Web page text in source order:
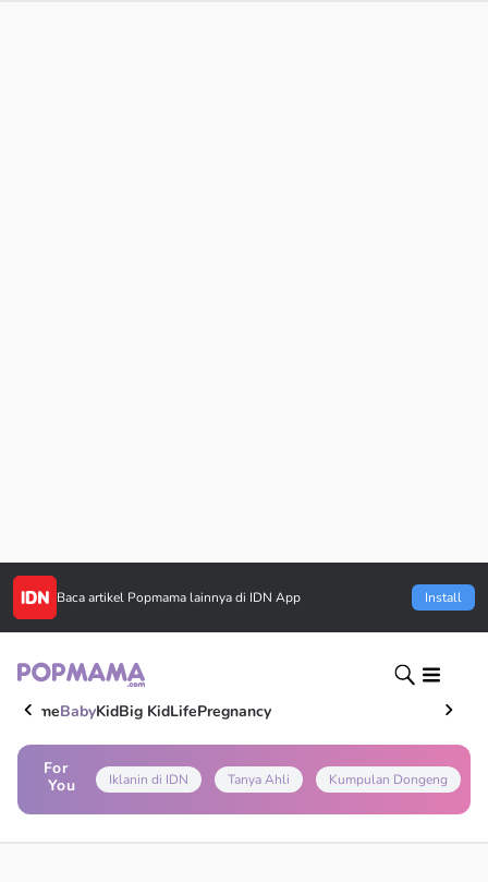
Baca artikel Popmama lainnya di IDN App Install
HomeBabyKidBig KidLifePregnancy
For
You
Iklanin di IDN Tanya Ahli Kumpulan Dongeng